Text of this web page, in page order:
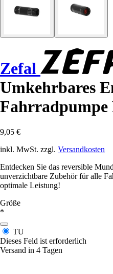
Zefal
Umkehrbares
Fahrradpumpe
9,05 €
inkl. MwSt. zzgl. Versandkosten
Entdecken Sie das reversible
unverzichtbare Zubehör für alle
optimale Leistung!
Größe
*
TU
Dieses Feld ist erforderlich
Versand in 4 Tagen